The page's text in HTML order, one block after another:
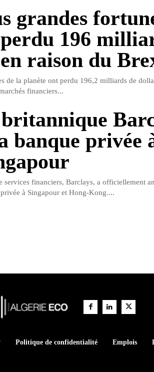
grandes
196
raison du
de la planète ont perdu 196,2 milliards de
financiers...
banque privée
services financiers, Barclays, a officiellement
à Singapour et Hong-Kong....
Politique de confidentialité Emplois